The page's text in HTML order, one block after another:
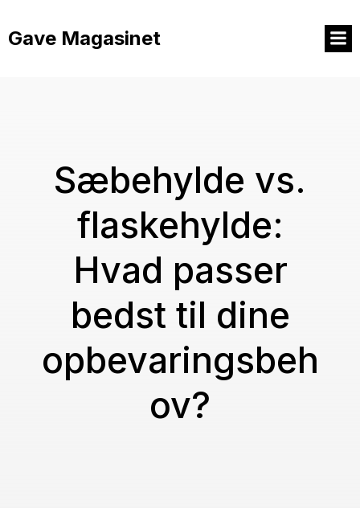
indhold
Gave Magasinet
Sæbehylde vs.
flaskehylde:
Hvad passer
bedst til dine
opbevaringsbeh
ov?